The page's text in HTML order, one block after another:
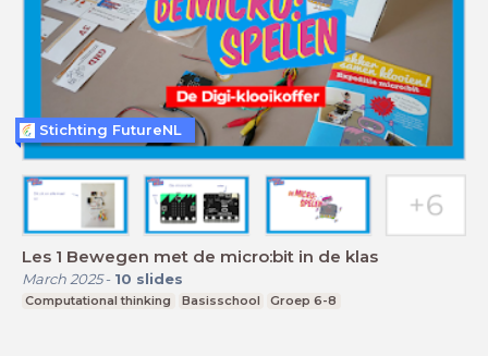
Les 1 Bewegen met de micro:bit in de klas
March 2025- 10 slides
Computational thinking Basisschool Groep 6-8
Stichting FutureNL